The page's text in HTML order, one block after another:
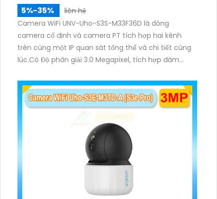
5%-35%
liên hệ
Camera WiFi UNV-Uho-S3S-M33F36D là dòng
camera cố định và camera PT tích hợp hai kênh
trên cùng một IP quan sát tổng thể và chi tiết cùng
lúc.Có Độ phân giải 3.0 Megapixel, tích hợp đàm
sáng ấm lên đến 10m.